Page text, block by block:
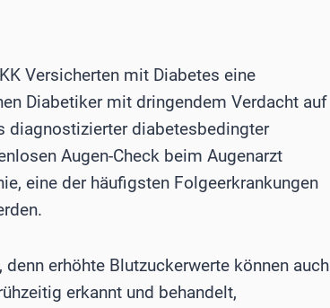
Versicherten mit Diabetes eine
Diabetiker mit dringendem Verdacht auf
diagnostizierter diabetesbedingter
Augen-Check beim Augenarzt
eine der häufigsten Folgeerkrankungen
erhöhte Blutzuckerwerte können auch
erkannt und behandelt,